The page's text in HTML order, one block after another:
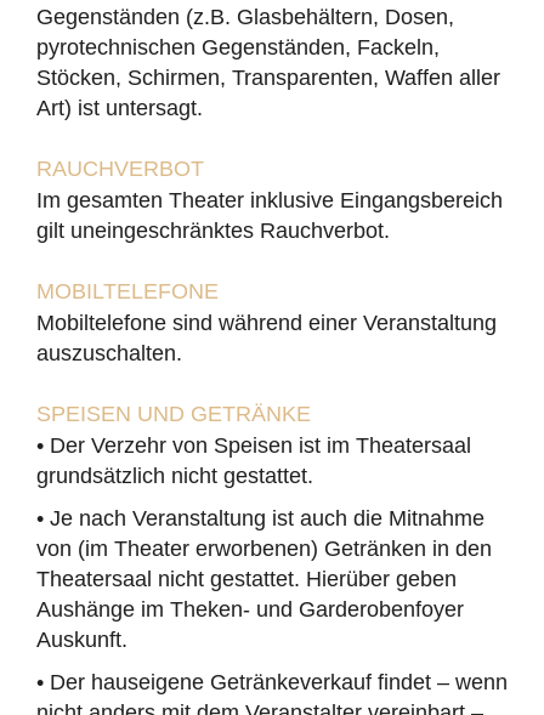
Gegenständen (z.B. Glasbehältern, Dosen,
pyrotechnischen Gegenständen, Fackeln,
Stöcken, Schirmen, Transparenten, Waffen aller
Art) ist untersagt.
RAUCHVERBOT
Im gesamten Theater inklusive Eingangsbereich
gilt uneingeschränktes Rauchverbot.
MOBILTELEFONE
Mobiltelefone sind während einer Veranstaltung
auszuschalten.
SPEISEN UND GETRÄNKE
• Der Verzehr von Speisen ist im Theatersaal
grundsätzlich nicht gestattet.
• Je nach Veranstaltung ist auch die Mitnahme
von (im Theater erworbenen) Getränken in den
Theatersaal nicht gestattet. Hierüber geben
Aushänge im Theken- und Garderobenfoyer
Auskunft.
• Der hauseigene Getränkeverkauf findet – wenn